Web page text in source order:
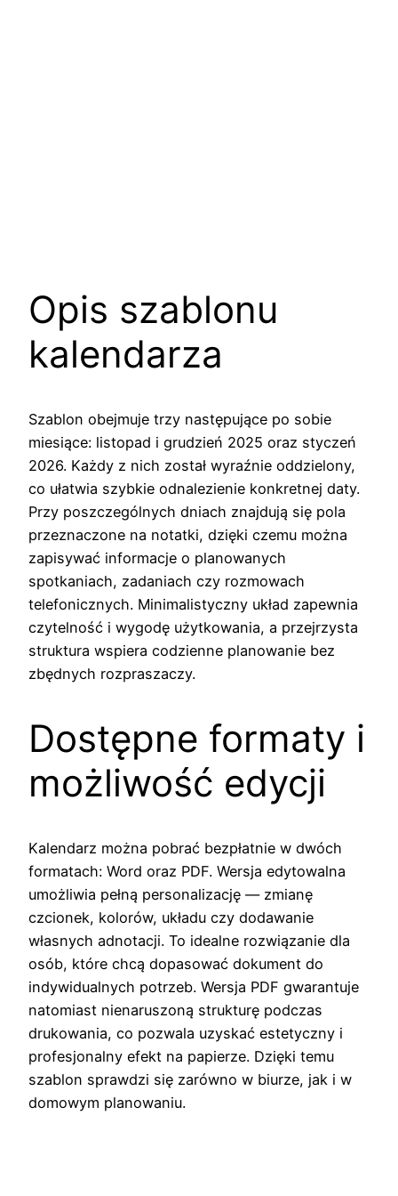
Opis szablonu
kalendarza
Szablon obejmuje trzy następujące po sobie
miesiące: listopad i grudzień 2025 oraz styczeń
2026. Każdy z nich został wyraźnie oddzielony,
co ułatwia szybkie odnalezienie konkretnej daty.
Przy poszczególnych dniach znajdują się pola
przeznaczone na notatki, dzięki czemu można
zapisywać informacje o planowanych
spotkaniach, zadaniach czy rozmowach
telefonicznych. Minimalistyczny układ zapewnia
czytelność i wygodę użytkowania, a przejrzysta
struktura wspiera codzienne planowanie bez
zbędnych rozpraszaczy.
Dostępne formaty i
możliwość edycji
Kalendarz można pobrać bezpłatnie w dwóch
formatach: Word oraz PDF. Wersja edytowalna
umożliwia pełną personalizację — zmianę
czcionek, kolorów, układu czy dodawanie
własnych adnotacji. To idealne rozwiązanie dla
osób, które chcą dopasować dokument do
indywidualnych potrzeb. Wersja PDF gwarantuje
natomiast nienaruszoną strukturę podczas
drukowania, co pozwala uzyskać estetyczny i
profesjonalny efekt na papierze. Dzięki temu
szablon sprawdzi się zarówno w biurze, jak i w
domowym planowaniu.